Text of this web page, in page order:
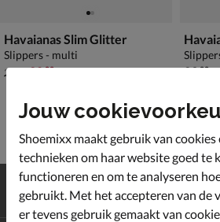
Havaianas Slim Glitter
Slippers - multi
van € 29,99 voor € 20,99
29 20,99 €
29,99
Gratisverzending en retour*
Achterafbetalen
Jouw
Shoemixx maakt gebruik van
technieken om haar website goed te
functioneren en om te analyseren
gebruikt. Met het accepteren van de
er tevens gebruik gemaakt van